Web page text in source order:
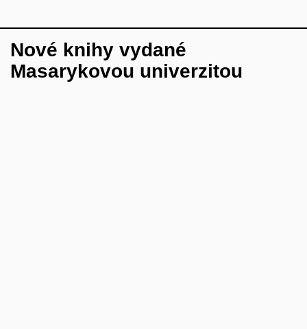
Nové knihy vydané
Masarykovou univerzitou